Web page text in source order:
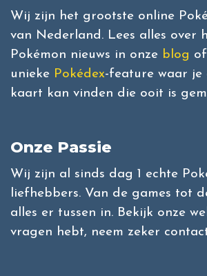
Wij zijn het grootste online
van Nederland. Lees alles over
Pokémon nieuws in onze blog
unieke Pokédex-feature waar je
kaart kan vinden die ooit is
Onze Passie
Wij zijn al sinds dag 1 echte
liefhebbers. Van de games tot
alles er tussen in. Bekijk onze
vragen hebt, neem zeker